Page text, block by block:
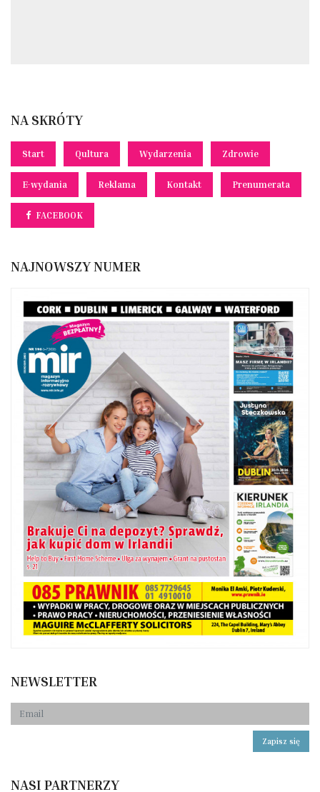
NA SKRÓTY
Start Qultura Wydarzenia Zdrowie
E-wydania Reklama Kontakt Prenumerata
FACEBOOK
NAJNOWSZY NUMER
NEWSLETTER
Zapisz się
NASI PARTNERZY